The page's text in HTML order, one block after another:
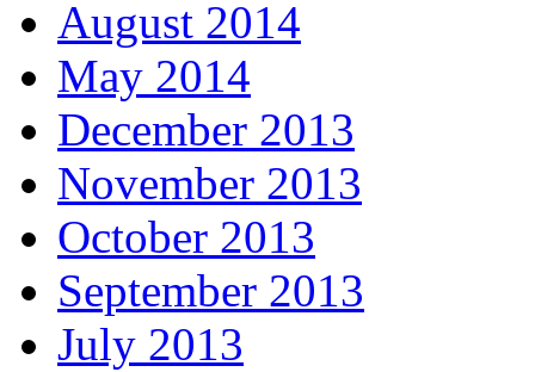
August 2014
May 2014
December 2013
November 2013
October 2013
September 2013
July 2013